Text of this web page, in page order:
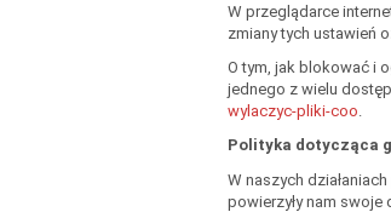
W przeglądarce
zmiany tych ustawień
O tym, jak blokować i
jednego z wielu
wylaczyc-pliki-coo.
Polityka dotycząca
W naszych
powierzyły nam